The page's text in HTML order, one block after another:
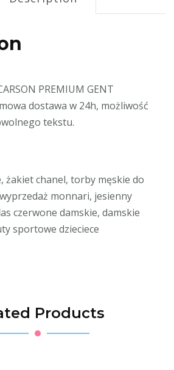
PREMIUM GENT
dostawa w 24h, możliwość
tekstu.
żakiet chanel, torby męskie do
monnari, jesienny
czerwone damskie, damskie
sportowe dzieciece
Products